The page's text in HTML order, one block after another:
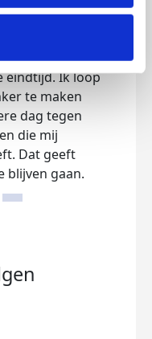
is makkelijk,
dichter bij de
Ik loop
eindtijd. Ik loop
te maken
dag tegen
die mij
Dat geeft
blijven gaan.